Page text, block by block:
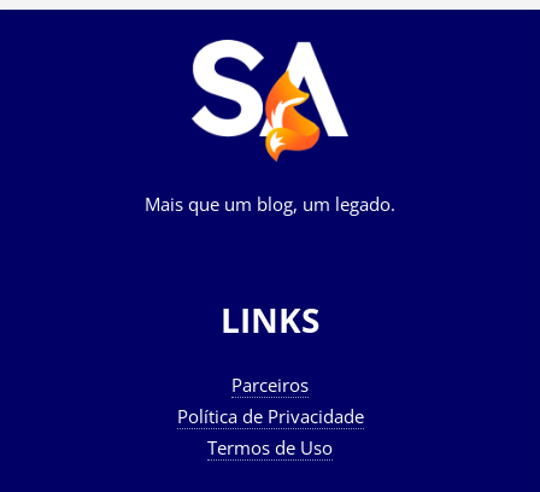
Mais que um blog, um legado.
LINKS
Parceiros
Política de Privacidade
Termos de Uso